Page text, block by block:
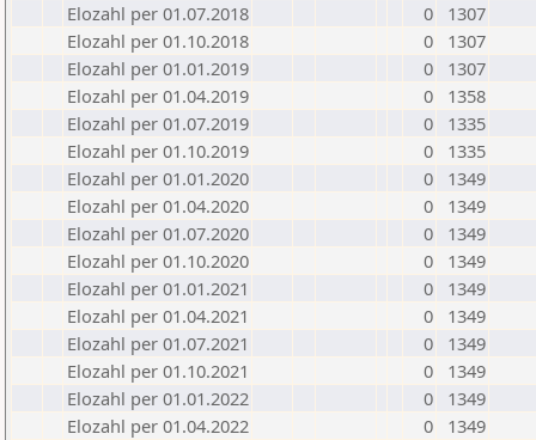
Elozahl per 01.07.2018
0
1307
Elozahl per 01.10.2018
0
1307
Elozahl per 01.01.2019
0
1307
Elozahl per 01.04.2019
0
1358
Elozahl per 01.07.2019
0
1335
Elozahl per 01.10.2019
0
1335
Elozahl per 01.01.2020
0
1349
Elozahl per 01.04.2020
0
1349
Elozahl per 01.07.2020
0
1349
Elozahl per 01.10.2020
0
1349
Elozahl per 01.01.2021
0
1349
Elozahl per 01.04.2021
0
1349
Elozahl per 01.07.2021
0
1349
Elozahl per 01.10.2021
0
1349
Elozahl per 01.01.2022
0
1349
Elozahl per 01.04.2022
0
1349